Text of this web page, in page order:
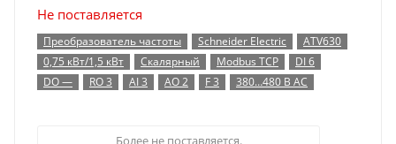
Не поставляется
Преобразователь частоты Schneider Electric
ATV630
0,75 кВт/1,5 кВт
Скалярный Modbus TCP
DI 6
DO —
RO 3 AI 3 AO 2 F 3 380…480 В AC
Более не поставляется.